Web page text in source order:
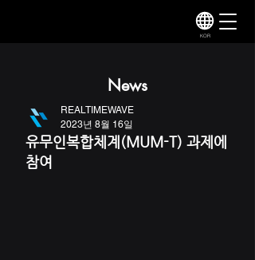
KOR
News
유무인복합체계(MUM-T) 과제에
참여
REALTIMEWAVE
2023년 8월 16일